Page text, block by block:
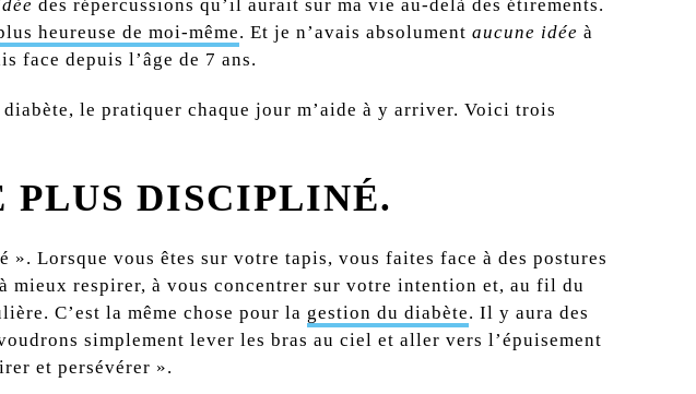
des répercussions qu’il aurait sur ma vie au-delà des étirements.
heureuse de moi-même. Et je n’avais absolument aucune idée à
face depuis l’âge de 7 ans.
le pratiquer chaque jour m’aide à y arriver. Voici trois
PLUS DISCIPLINÉ.
Lorsque vous êtes sur votre tapis, vous faites face à des postures
mieux respirer, à vous concentrer sur votre intention et, au fil du
C’est la même chose pour la gestion du diabète. Il y aura des
simplement lever les bras au ciel et aller vers l’épuisement
et persévérer ».